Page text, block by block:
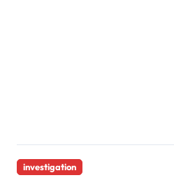
investigation